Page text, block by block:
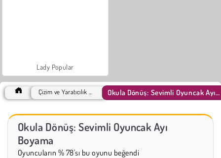
Lady Popular
Okula Dönüş: Sevimli Oyuncak Ayı
Boyama
Oyuncuların % 78'sı bu oyunu beğendi